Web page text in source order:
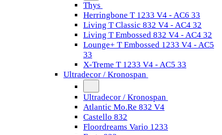
Thys
Herringbone T 1233 V4 - AC6 33
Living T Classic 832 V4 - AC4 32
Living T Embossed 832 V4 - AC4 32
Lounge+ T Embossed 1233 V4 - AC5
33
X-Treme T 1233 V4 - AC5 33
Ultradecor / Kronospan
Ultradecor / Kronospan
Atlantic Mo.Re 832 V4
Castello 832
Floordreams Vario 1233